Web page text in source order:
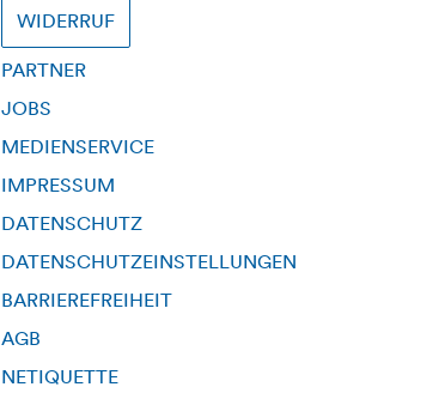
WIDERRUF
PARTNER
JOBS
MEDIENSERVICE
IMPRESSUM
DATENSCHUTZ
DATENSCHUTZEINSTELLUNGEN
BARRIEREFREIHEIT
AGB
NETIQUETTE